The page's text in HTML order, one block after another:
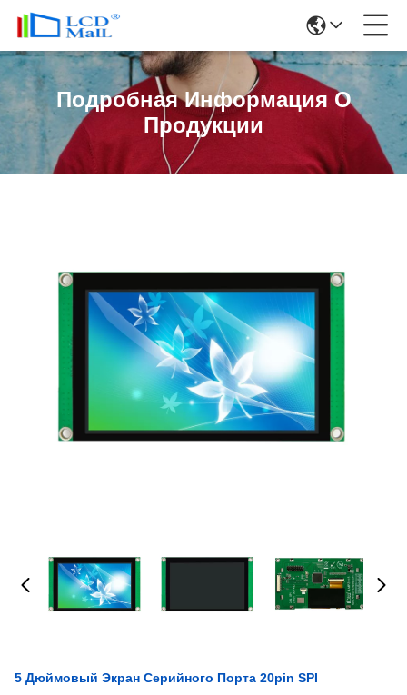
Подробная Информация О
Продукции
5 Дюймовый Экран Серийного Порта 20pin SPI